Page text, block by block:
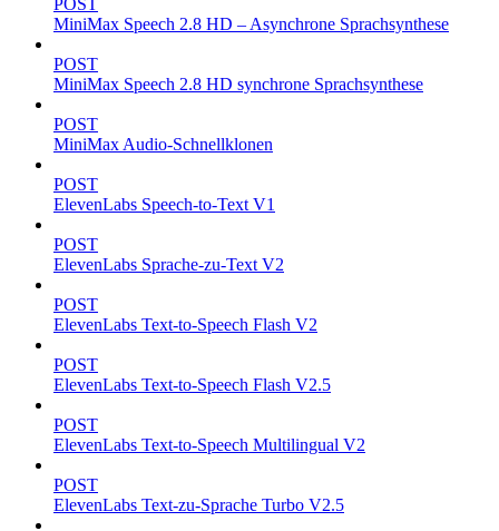
POST
MiniMax Speech 2.8 HD – Asynchrone Sprachsynthese
POST
MiniMax Speech 2.8 HD synchrone Sprachsynthese
POST
MiniMax Audio-Schnellklonen
POST
ElevenLabs Speech-to-Text V1
POST
ElevenLabs Sprache-zu-Text V2
POST
ElevenLabs Text-to-Speech Flash V2
POST
ElevenLabs Text-to-Speech Flash V2.5
POST
ElevenLabs Text-to-Speech Multilingual V2
POST
ElevenLabs Text-zu-Sprache Turbo V2.5